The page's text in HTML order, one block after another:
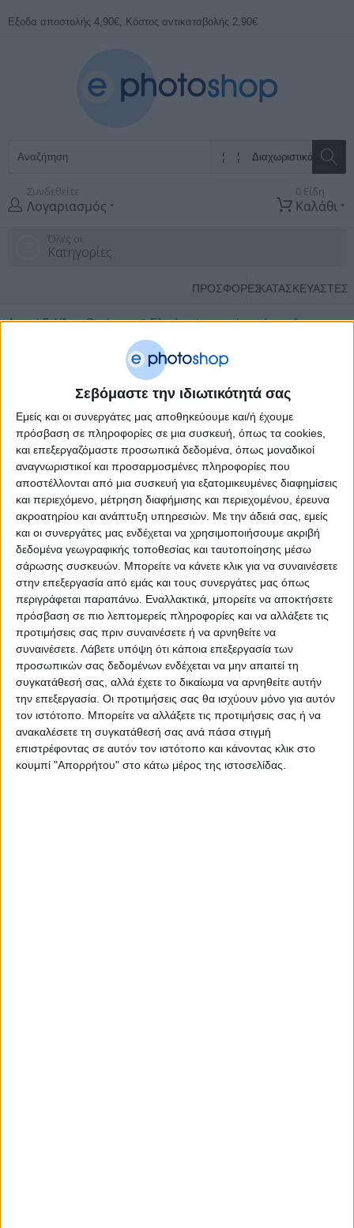
Σεβόμαστε την ιδιωτικότητά σας
Εμείς και οι συνεργάτες μας αποθηκεύουμε και/ή έχουμε
πρόσβαση σε πληροφορίες σε μια συσκευή, όπως τα cookies,
και επεξεργαζόμαστε προσωπικά δεδομένα, όπως μοναδικοί
αναγνωριστικοί και προσαρμοσμένες πληροφορίες που
αποστέλλονται από μια συσκευή για εξατομικευμένες διαφημίσεις
και περιεχόμενο, μέτρηση διαφήμισης και περιεχομένου, έρευνα
ακροατηρίου και ανάπτυξη υπηρεσιών. Με την άδειά σας, εμείς
και οι συνεργάτες μας ενδέχεται να χρησιμοποιήσουμε ακριβή
δεδομένα γεωγραφικής τοποθεσίας και ταυτοποίησης μέσω
σάρωσης συσκευών. Μπορείτε να κάνετε κλικ για να συναινέσετε
στην επεξεργασία από εμάς και τους συνεργάτες μας όπως
περιγράφεται παραπάνω. Εναλλακτικά, μπορείτε να αποκτήσετε
πρόσβαση σε πιο λεπτομερείς πληροφορίες και να αλλάξετε τις
προτιμήσεις σας πριν συναινέσετε ή να αρνηθείτε να
συναινέσετε. Λάβετε υπόψη ότι κάποια επεξεργασία των
προσωπικών σας δεδομένων ενδέχεται να μην απαιτεί τη
συγκατάθεσή σας, αλλά έχετε το δικαίωμα να αρνηθείτε αυτήν
την επεξεργασία. Οι προτιμήσεις σας θα ισχύουν μόνο για αυτόν
τον ιστότοπο. Μπορείτε να αλλάξετε τις προτιμήσεις σας ή να
ανακαλέσετε τη συγκατάθεσή σας ανά πάσα στιγμή
επιστρέφοντας σε αυτόν τον ιστότοπο και κάνοντας κλικ στο
κουμπί "Απορρήτου" στο κάτω μέρος της ιστοσελίδας.
Εξοδα αποστολής 4,90€, Κόστος αντικαταβολής 2,90€
Συνδεθείτε
Λογαριασμός
0 Είδη
Καλάθι
Όλες οι
Κατηγορίες
ΠΡΟΣΦΟΡΕΣΚΑΤΑΣΚΕΥΑΣΤΈΣ
Αρχική Σελίδα Οργάνωση & Εξοπλισμός γραφείου
Αρχειοθετηση
ΥΠΟΚΑΤΗΓΟΡΊΕΣ
ΔΙΑΘΕΣΙΜΌΤΗΤΑ
Άμεση παραλαβή / Παράδοση 1 έως 3 ημέρες
4-7 ημέρες
7-10 ημέρες
Κατόπιν Παραγγελίας
ΤΙΜΗ
€ – €
ΕΠΑΝΑΦΟΡΆ
Διαχωριστικά Αρχειοθέτησης
Δημοφιλή 66 ανα σελίδα